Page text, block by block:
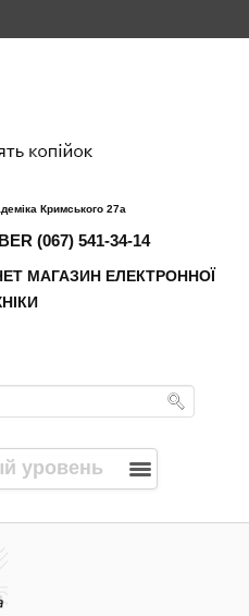
Кримського 27а
(067) 541-34-14
МАГАЗИН ЕЛЕКТРОННОЇ
уровень